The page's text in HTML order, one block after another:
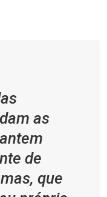
as
de
que